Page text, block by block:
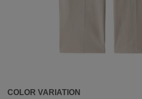
COLOR VARIATION